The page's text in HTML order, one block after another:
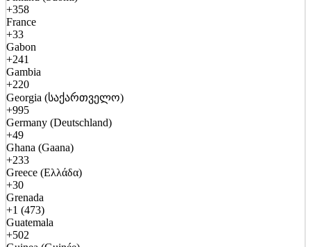
+358
France
+33
Gabon
+241
Gambia
+220
Georgia (საქართველო)
+995
Germany (Deutschland)
+49
Ghana (Gaana)
+233
Greece (Ελλάδα)
+30
Grenada
+1 (473)
Guatemala
+502